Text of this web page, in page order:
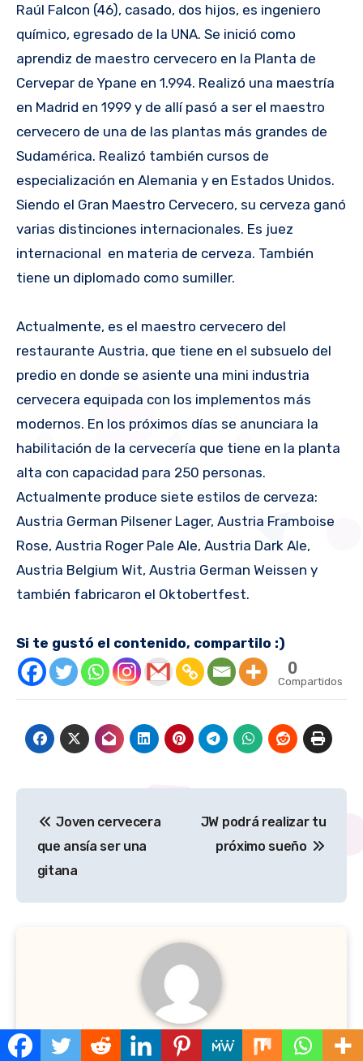
Raúl Falcon (46), casado, dos hijos, es ingeniero
químico, egresado de la UNA. Se inició como
aprendiz de maestro cervecero en la Planta de
Cervepar de Ypane en 1.994. Realizó una maestría
en Madrid en 1999 y de allí pasó a ser el maestro
cervecero de una de las plantas más grandes de
Sudamérica. Realizó también cursos de
especialización en Alemania y en Estados Unidos.
Siendo el Gran Maestro Cervecero, su cerveza ganó
varias distinciones internacionales. Es juez
internacional en materia de cerveza. También
tiene un diplomado como sumiller.
Actualmente, es el maestro cervecero del
restaurante Austria, que tiene en el subsuelo del
predio en donde se asiente una mini industria
cervecera equipada con los implementos más
modernos. En los próximos días se anunciara la
habilitación de la cervecería que tiene en la planta
alta con capacidad para 250 personas.
Actualmente produce siete estilos de cerveza:
Austria German Pilsener Lager, Austria Framboise
Rose, Austria Roger Pale Ale, Austria Dark Ale,
Austria Belgium Wit, Austria German Weissen y
también fabricaron el Oktobertfest.
Si te gustó el contenido, compartilo :)
0
Compartidos
de
entradas
Joven cervecera
que ansía ser una
gitana
JW podrá realizar tu
próximo sueño
por Gastro